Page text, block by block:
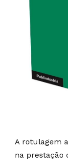
A rotulagem
na prestação